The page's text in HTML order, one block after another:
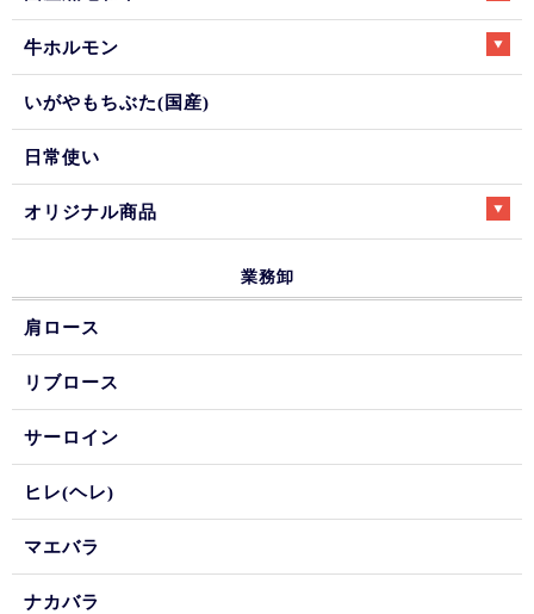
牛ホルモン
いがやもちぶた(国産)
日常使い
オリジナル商品
業務卸
肩ロース
リブロース
サーロイン
ヒレ(ヘレ)
マエバラ
ナカバラ